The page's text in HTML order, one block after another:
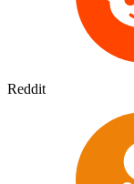
Reddit